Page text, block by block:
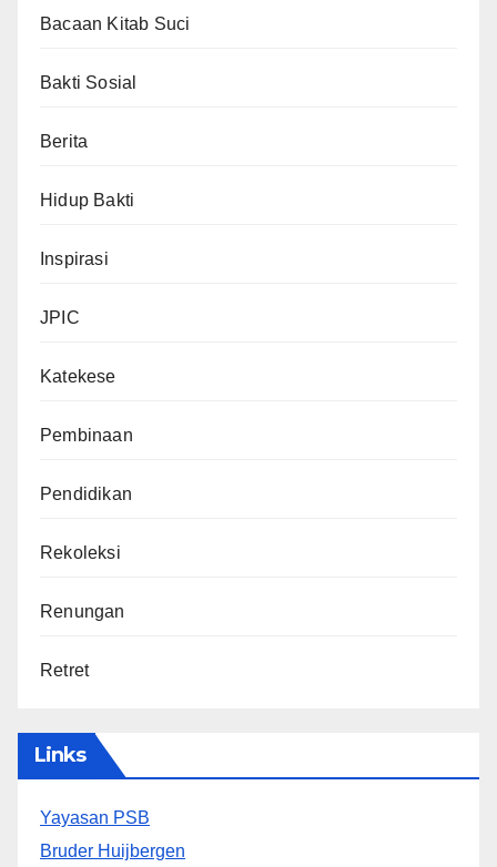
Bacaan Kitab Suci
Bakti Sosial
Berita
Hidup Bakti
Inspirasi
JPIC
Katekese
Pembinaan
Pendidikan
Rekoleksi
Renungan
Retret
Links
Yayasan PSB
Bruder Huijbergen